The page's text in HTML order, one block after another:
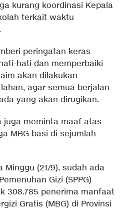
kurang koordinasi Kepala
terkait waktu
peringatan keras
hati dan memperbaiki
akan dilakukan
agar semua berjalan
yang akan dirugikan.
juga meminta maaf atas
MBG basi di sejumlah
(21/9), sudah ada
Gizi (SPPG)
308.785 penerima manfaat
Gratis (MBG) di Provinsi